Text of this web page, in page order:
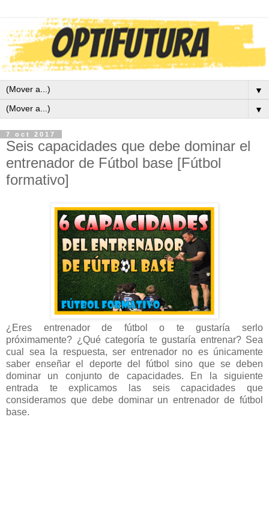
▼
▼
7 oct 2017
Seis capacidades que debe dominar el
entrenador de Fútbol base [Fútbol
formativo]
¿Eres entrenador de fútbol o te gustaría serlo
próximamente? ¿Qué categoría te gustaría entrenar? Sea
cual sea la respuesta, ser entrenador no es únicamente
saber enseñar el deporte del fútbol sino que se deben
dominar un conjunto de capacidades. En la siguiente
entrada te explicamos las seis capacidades que
consideramos que debe dominar un entrenador de fútbol
base.